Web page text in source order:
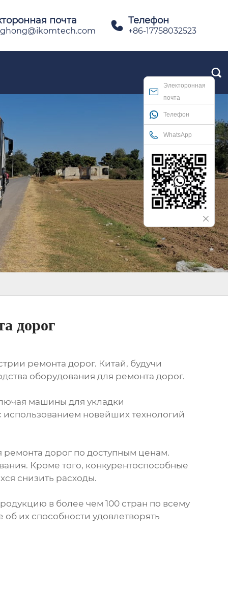
почта  Телефон
+86-17758032523

Электоронная
почта
Телефон
WhatsApp
дорог
ремонта дорог. Китай, будучи
оборудования для ремонта дорог.
машины для укладки
использованием новейших технологий
дорог по доступным ценам.
Кроме того, конкурентоспособные
снизить расходы.
в более чем 100 стран по всему
их способности удовлетворять